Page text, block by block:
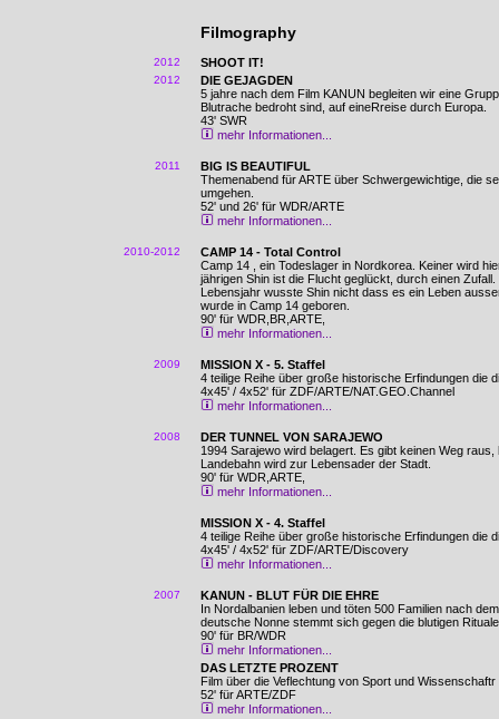
Filmography
2012 SHOOT IT!
2012
DIE GEJAGDEN
5 jahre nach dem Film KANUN begleiten wir eine
Blutrache bedroht sind, auf eineRreise durch Europa.
43' SWR
mehr Informationen...
2011
BIG IS BEAUTIFUL
Themenabend für ARTE über Schwergewichtige, die
umgehen.
52' und 26' für WDR/ARTE
mehr Informationen...
2010-2012
CAMP 14 - Total Control
Camp 14 , ein Todeslager in Nordkorea. Keiner wird
jährigen Shin ist die Flucht geglückt, durch einen
Lebensjahr wusste Shin nicht dass es ein Leben
wurde in Camp 14 geboren.
90' für WDR,BR,ARTE,
mehr Informationen...
2009
MISSION X - 5. Staffel
4 teilige Reihe über große historische Erfindungen die
4x45' / 4x52' für ZDF/ARTE/NAT.GEO.Channel
mehr Informationen...
2008
DER TUNNEL VON SARAJEWO
1994 Sarajewo wird belagert. Es gibt keinen Weg
Landebahn wird zur Lebensader der Stadt.
90' für WDR,ARTE,
mehr Informationen...
MISSION X - 4. Staffel
4 teilige Reihe über große historische Erfindungen die
4x45' / 4x52' für ZDF/ARTE/Discovery
mehr Informationen...
2007
KANUN - BLUT FÜR DIE EHRE
In Nordalbanien leben und töten 500 Familien nach
deutsche Nonne stemmt sich gegen die blutigen
90' für BR/WDR
mehr Informationen...
DAS LETZTE PROZENT
Film über die Veflechtung von Sport und Wissenschaftr
52' für ARTE/ZDF
mehr Informationen..